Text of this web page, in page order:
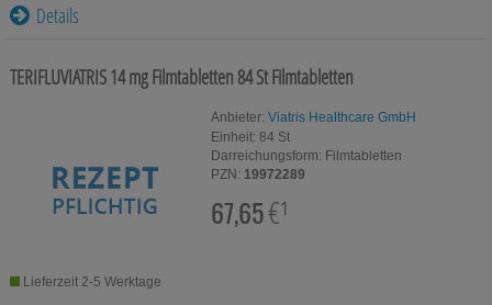
Körperpflege
Tablettenspender & Tablettenteiler
Bonbons
Details
TERIFLUVIATRIS 14 mg Filmtabletten84 StFilmtabletten
Anbieter: Viatris Healthcare GmbH
Einheit: 84 St
Darreichungsform: Filmtabletten
PZN: 19972289
67,65€¹
Lieferzeit 2-5 Werktage